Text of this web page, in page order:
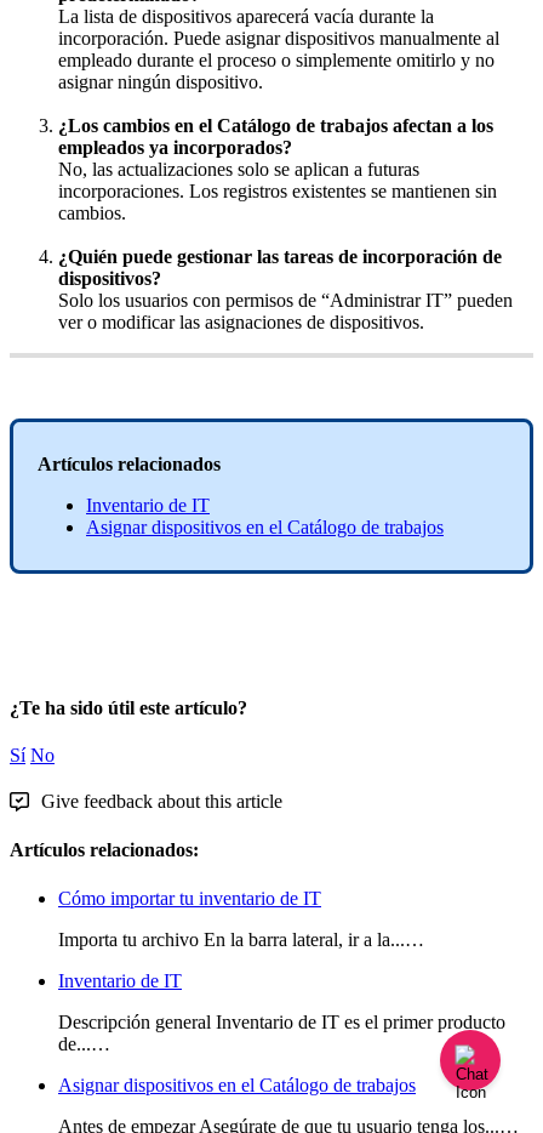
La lista de dispositivos aparecerá vacía durante la
incorporación. Puede asignar dispositivos manualmente al
empleado durante el proceso o simplemente omitirlo y no
asignar ningún dispositivo.
¿Los cambios en el Catálogo de trabajos afectan a los
empleados ya incorporados?
No, las actualizaciones solo se aplican a futuras
incorporaciones. Los registros existentes se mantienen sin
cambios.
¿Quién puede gestionar las tareas de incorporación de
dispositivos?
Solo los usuarios con permisos de “Administrar IT” pueden
ver o modificar las asignaciones de dispositivos.
Artículos relacionados
Inventario de IT
Asignar dispositivos en el Catálogo de trabajos
¿Te ha sido útil este artículo?
Sí No
Give feedback about this article
Artículos relacionados:
Cómo importar tu inventario de IT
Importa tu archivo En la barra lateral, ir a la...…
Inventario de IT
Descripción general Inventario de IT es el primer producto
de...…
Asignar dispositivos en el Catálogo de trabajos
Antes de empezar Asegúrate de que tu usuario tenga los...…